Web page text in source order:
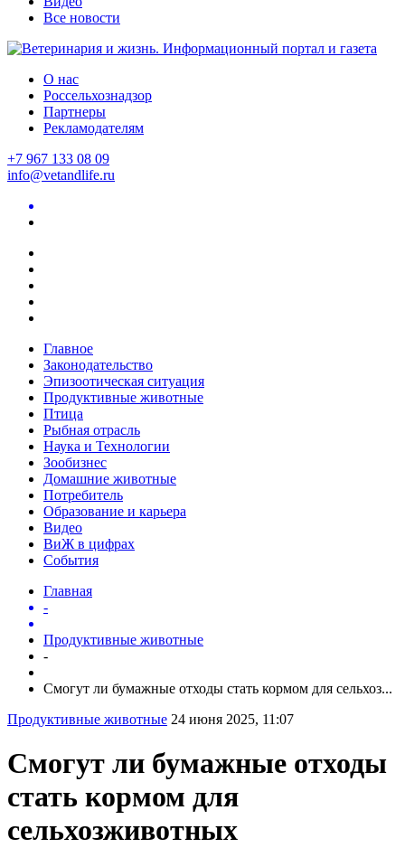
Все новости
О нас
Россельхознадзор
Партнеры
Рекламодателям
+7 967 133 08 09
info@vetandlife.ru
Главное
Законодательство
Эпизоотическая ситуация
Продуктивные животные
Птица
Рыбная отрасль
Наука и Технологии
Зообизнес
Домашние животные
Потребитель
Образование и карьера
Видео
ВиЖ в цифрах
События
Главная
-
Продуктивные животные
-
Смогут ли бумажные отходы стать кормом для сельхоз...
Продуктивные животные 24 июня 2025, 11:07
Смогут ли бумажные отходы
стать кормом для
сельхозживотных